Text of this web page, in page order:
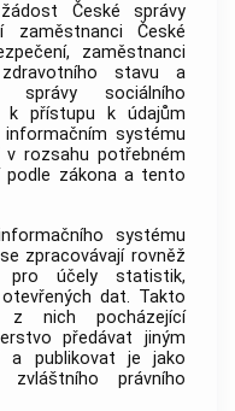
České správy
zaměstnanci České
zaměstnanci
stavu a
správy sociálního
k přístupu k údajům
systému
rozsahu potřebném
podle zákona a tento
systému
zpracovávají rovněž
pro účely statistik,
dat. Takto
z nich pocházející
předávat jiným
a publikovat je jako
právního